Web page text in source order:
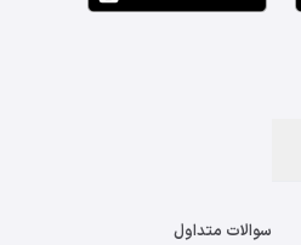
سوالات متداول